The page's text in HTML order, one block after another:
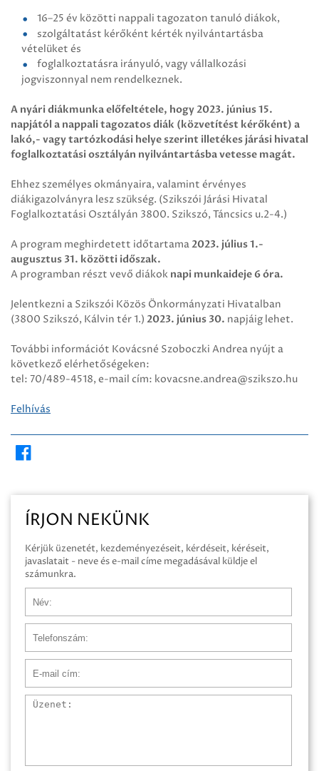
16–25 év közötti nappali tagozaton tanuló diákok,
szolgáltatást kérőként kérték nyilvántartásba
vételüket és
foglalkoztatásra irányuló, vagy vállalkozási
jogviszonnyal nem rendelkeznek.
A nyári diákmunka előfeltétele, hogy 2023. június 15.
napjától a nappali tagozatos diák (közvetítést kérőként) a
lakó,- vagy tartózkodási helye szerint illetékes járási hivatal
foglalkoztatási osztályán nyilvántartásba vetesse magát.
Ehhez személyes okmányaira, valamint érvényes
diákigazolványra lesz szükség. (Szikszói Járási Hivatal
Foglalkoztatási Osztályán 3800. Szikszó, Táncsics u.2-4.)
A program meghirdetett időtartama2023. július 1.-
augusztus 31. közötti időszak.
A programban részt vevő diákok napi munkaideje 6 óra.
Jelentkezni a Szikszói Közös Önkormányzati Hivatalban
(3800 Szikszó, Kálvin tér 1.) 2023. június 30. napjáig lehet.
További információt Kovácsné Szoboczki Andrea nyújt a
következő elérhetőségeken:
tel: 70/489-4518, e-mail cím: kovacsne.andrea@szikszo.hu
Felhívás
ÍRJON NEKÜNK
Kérjük üzenetét, kezdeményezéseit, kérdéseit, kéréseit,
javaslatait - neve és e-mail címe megadásával küldje el
számunkra.
Üzenet